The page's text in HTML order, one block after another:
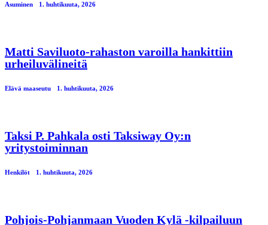
Asuminen 1. huhtikuuta, 2026
Matti Saviluoto-rahaston varoilla hankittiin
urheiluvälineitä
Elävä maaseutu 1. huhtikuuta, 2026
Taksi P. Pahkala osti Taksiway Oy:n
yritystoiminnan
Henkilöt 1. huhtikuuta, 2026
Pohjois-Pohjanmaan Vuoden Kylä -kilpailuun